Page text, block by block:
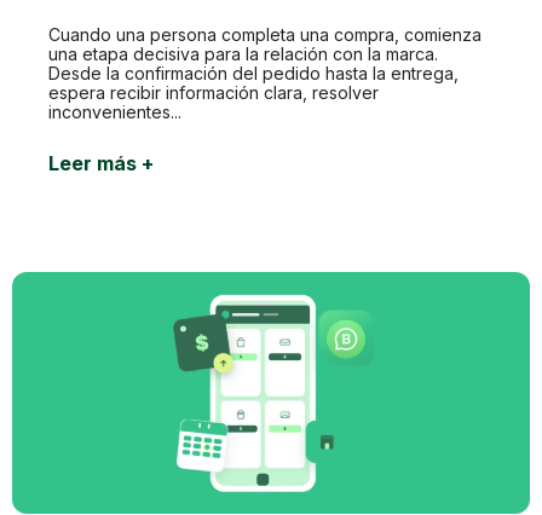
Cuando una persona completa una compra, comienza
una etapa decisiva para la relación con la marca.
Desde la confirmación del pedido hasta la entrega,
espera recibir información clara, resolver
inconvenientes...
Leer más +